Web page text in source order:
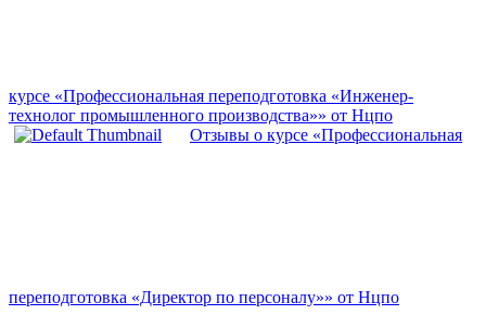
курсе «Профессиональная переподготовка «Инженер-
технолог промышленного производства»» от Нцпо
Отзывы о курсе «Профессиональная
переподготовка «Директор по персоналу»» от Нцпо